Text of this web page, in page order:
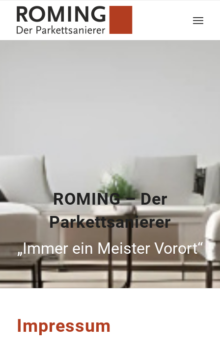
ROMING – Der
Parkettsanierer
„Immer ein Meister Vorort“
Impressum